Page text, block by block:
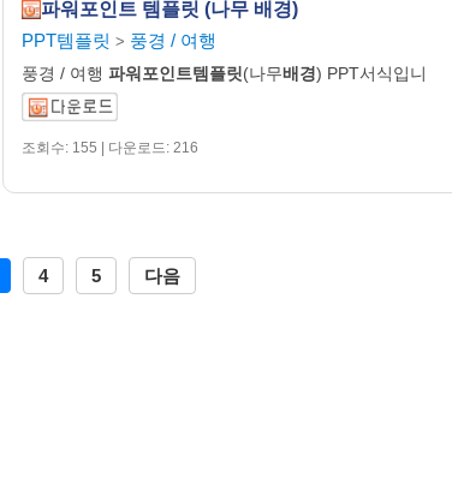
파워포인트 템플릿 (나무 배경)
PPT템플릿 > 풍경 / 여행
풍경 / 여행 파워포인트템플릿(나무배경) PPT서식입니
조회수: 155 | 다운로드: 216
4 5 다음